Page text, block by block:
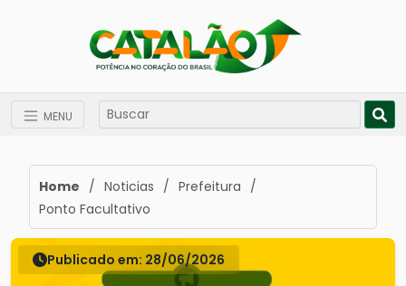
MENU
Home / Noticias / Prefeitura /
Ponto Facultativo
Publicado em: 28/06/2026